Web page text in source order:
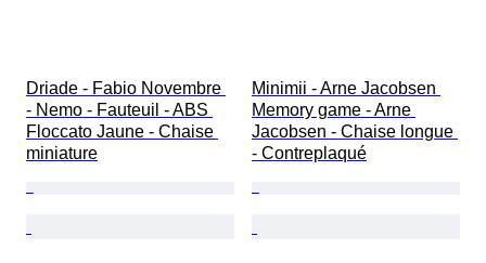
Driade - Fabio Novembre
- Nemo - Fauteuil - ABS
Floccato Jaune - Chaise
miniature
Minimii - Arne Jacobsen
Memory game - Arne
Jacobsen - Chaise longue
- Contreplaqué